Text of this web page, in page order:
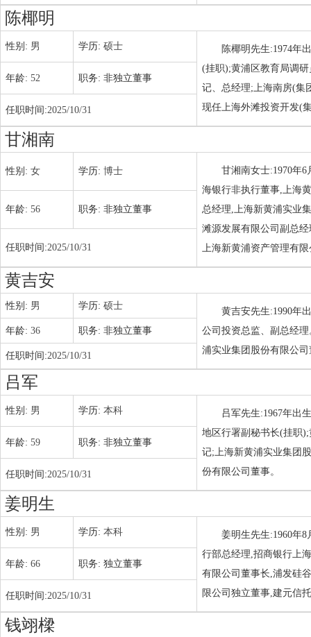
陈椰明
性别: 男 学历: 硕士
陈椰明先生:1974年
(挂职);黄浦区教育局调
记、总经理;上海南房(集
现任上海外滩投资开发(
年龄: 52 职务: 非独立董事
任职时间:2025/10/31
甘湘南
性别: 女 学历: 博士
甘湘南女士:1970年
海银行非执行董事,上海
总经理,上海新黄浦实业
滩源发展有限公司副总
上海新黄浦资产管理有
年龄: 56 职务: 非独立董事
任职时间:2025/10/31
黄吉安
性别: 男 学历: 硕士
黄吉安先生:1990年
公司投资总监、副总经
浦实业集团股份有限公
年龄: 36 职务: 非独立董事
任职时间:2025/10/31
吕军
性别: 男 学历: 本科
吕军先生:1967年出
地区行署副秘书长(挂职
记;上海新黄浦实业集团
份有限公司董事。
年龄: 59 职务: 非独立董事
任职时间:2025/10/31
姜明生
性别: 男 学历: 本科
姜明生先生:1960年
行部总经理,招商银行上
有限公司董事长,浦发硅
限公司独立董事,建元信
年龄: 66 职务: 独立董事
任职时间:2025/10/31
钱翊樑